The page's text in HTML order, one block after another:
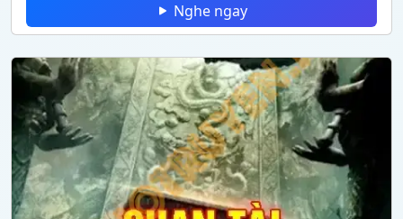
Nghe ngay